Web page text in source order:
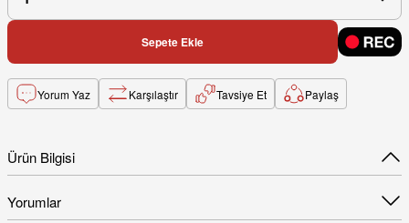
Sepete Ekle
Yorum Yaz Karşılaştır Tavsiye Et Paylaş
Ürün Bilgisi
Yorumlar